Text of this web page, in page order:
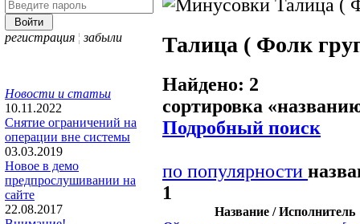
регистрация ¦ забыли
Новости и статьи
10.11.2022
Снятие ограничений на
операции вне системы
03.03.2019
Новое в демо
предпрослушивании на
сайте
22.08.2017
Талица ( Фолк
Найдено: 2
сортировка «
Подробный поиск
по популярности
1
Название / Исполнитель